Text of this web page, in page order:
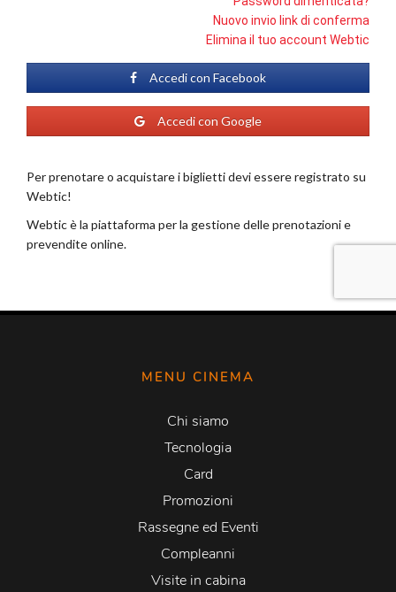
MENU CINEMA
Chi siamo
Tecnologia
Card
Promozioni
Rassegne ed Eventi
Compleanni
Visite in cabina